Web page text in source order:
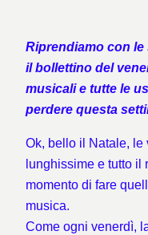
Riprendiamo con
il bollettino del
musicali e tutte le
perdere questa
Ok, bello il Natale, le
lunghissime e tutto il
momento di fare
musica.
Come ogni venerdì,